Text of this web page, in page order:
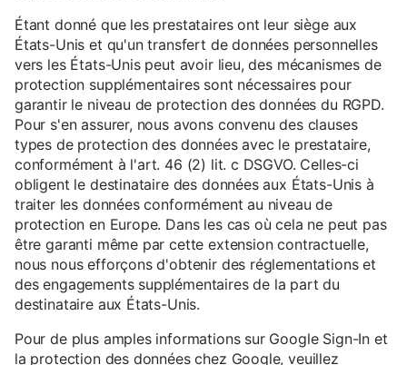
Étant donné que les prestataires ont leur siège aux
États-Unis et qu'un transfert de données personnelles
vers les États-Unis peut avoir lieu, des mécanismes de
protection supplémentaires sont nécessaires pour
garantir le niveau de protection des données du RGPD.
Pour s'en assurer, nous avons convenu des clauses
types de protection des données avec le prestataire,
conformément à l'art. 46 (2) lit. c DSGVO. Celles-ci
obligent le destinataire des données aux États-Unis à
traiter les données conformément au niveau de
protection en Europe. Dans les cas où cela ne peut pas
être garanti même par cette extension contractuelle,
nous nous efforçons d'obtenir des réglementations et
des engagements supplémentaires de la part du
destinataire aux États-Unis.
Pour de plus amples informations sur Google Sign-In et
la protection des données chez Google, veuillez